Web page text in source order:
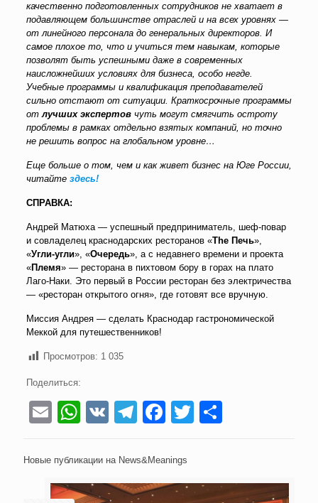
качественно подготовленных сотрудников не хватает в
подавляющем большинстве отраслей и на всех уровнях —
от линейного персонала до генеральных директоров. И
самое плохое то, что и учиться тем навыкам, которые
позволят быть успешными даже в современных
наисложнейших условиях для бизнеса, особо негде.
Учебные программы и квалификация преподавателей
сильно отстают от ситуации. Краткосрочные программы
отлучших экспертовчуть могут смягчить остроту
проблемы в рамках отдельно взятых компаний, но точно
не решить вопрос на глобальном уровне…
Еще больше о том, чем и как живет бизнес на Юге России,
читайте здесь!
СПРАВКА:
Андрей Матюха — успешный предприниматель, шеф-повар
и совладелец краснодарских ресторанов «The Печь»,
«Угли-угли», «Очередь», а с недавнего времени и проекта
«Племя» — ресторана в пихтовом бору в горах на плато
Лаго-Наки. Это первый в России ресторан без электричества
— «ресторан открытого огня», где готовят все вручную.
Миссия Андрея — сделать Краснодар гастрономической
Меккой для путешественников!
Просмотров: 1 035
Поделиться:
EmailWhatsApp
VKTelegram
Facebook
Twitter
Новые публикации на News&Meanings